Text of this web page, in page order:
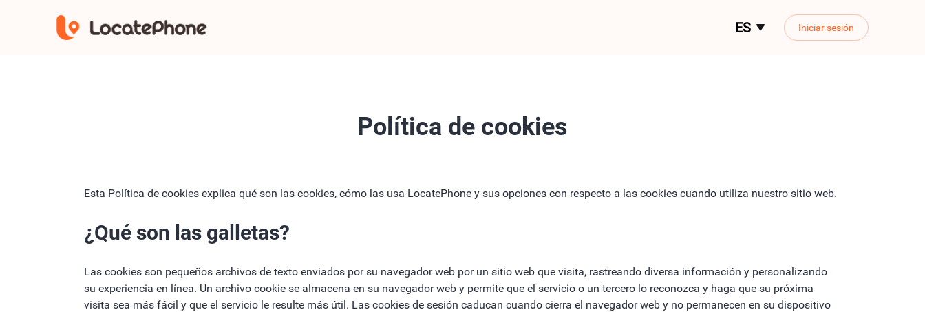
ES Iniciar sesión
Política de cookies
Esta Política de cookies explica qué son las cookies, cómo las usa LocatePhone y sus opciones con respecto a las cookies cuando utiliza nuestro sitio web.
¿Qué son las galletas?
Las cookies son pequeños archivos de texto enviados por su navegador web por un sitio web que visita, rastreando diversa información y personalizando
su experiencia en línea. Un archivo cookie se almacena en su navegador web y permite que el servicio o un tercero lo reconozca y haga que su próxima
visita sea más fácil y que el servicio le resulte más útil. Las cookies de sesión caducan cuando cierra el navegador web y no permanecen en su dispositivo